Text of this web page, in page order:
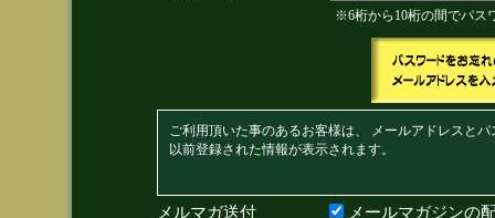
※6桁から10桁の間でパス
ご利用頂いた事のあるお客様は、 メールアドレスと
以前登録された情報が表示されます。
メルマガ送付 メールマガジンの